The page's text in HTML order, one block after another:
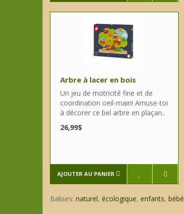
Arbre à lacer en bois
Un jeu de motricité fine et de
coordination oeil-main! Amuse-toi
à décorer ce bel arbre en plaçan..
26,99$
AJOUTER AU PANIER
Balises: naturel, écologique, enfants,